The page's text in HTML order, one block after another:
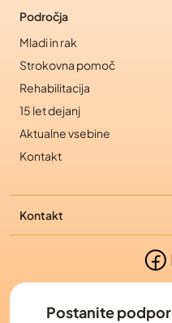
Področja
Mladi in rak
Strokovna pomoč
Rehabilitacija
15 let dejanj
Aktualne vsebine
Kontakt
Kontakt
Postanite